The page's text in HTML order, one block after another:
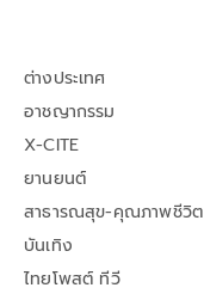
ต่างประเทศ
อาชญากรรม
X-CITE
ยานยนต์
สาธารณสุข-คุณภาพชีวิต
บันเทิง
ไทยโพสต์ ทีวี